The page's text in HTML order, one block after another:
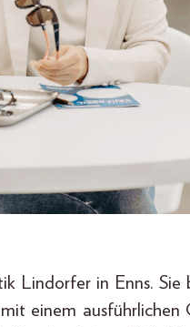
Lindorfer in Enns. Sie
einem ausführlichen